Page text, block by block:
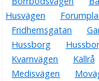
Husvägen
Fridhemsgatan
Hussborg
Kvarnvägen
Källrå
Medisvägen